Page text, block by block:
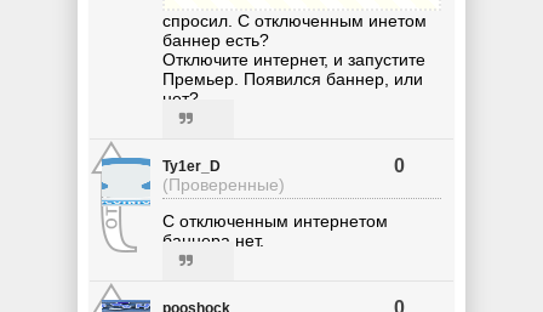
спросил. С отключенным инетом
баннер есть?
Отключите интернет, и запустите
Премьер. Появился баннер, или
нет?
Ty1er_D
(Проверенные)
0
С отключенным интернетом
баннера нет.
pooshock 0